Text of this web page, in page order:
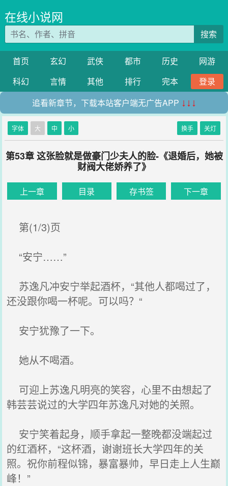
在线小说网
搜索
首页 玄幻 武侠 都市 历史
网游
科幻
言情 其他 排行 完本
登录
追看新章节，下载本站客户端无广告APP ↓↓↓
字体 大 中 小 换手 关灯
第53章 这张脸就是做豪门少夫人的脸-《退婚后，她被
财阀大佬娇养了》
上一章 目录 存书签 下一章
第(1/3)页
“安宁……”
苏逸凡冲安宁举起酒杯，“其他人都喝过了，
还没跟你喝一杯呢。可以吗？“
安宁犹豫了一下。
她从不喝酒。
可迎上苏逸凡明亮的笑容，心里不由想起了
韩芸芸说过的大学四年苏逸凡对她的关照。
安宁笑着起身，顺手拿起一整晚都没端起过
的红酒杯，“这杯酒，谢谢班长大学四年的关
照。祝你前程似锦，暴富暴帅，早日走上人生巅
峰！”